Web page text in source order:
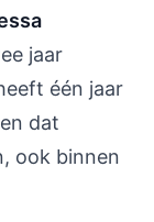
jaar
één jaar
dat
ook binnen